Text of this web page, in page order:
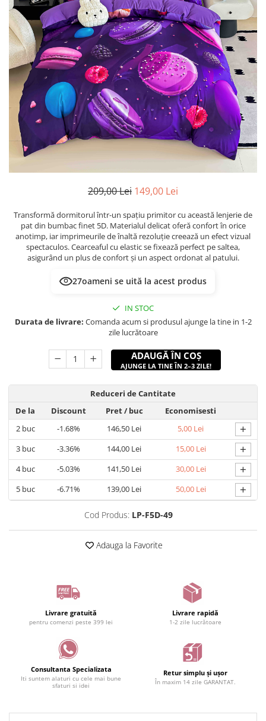
209,00 Lei 149,00 Lei
Transformă dormitorul într-un spațiu primitor cu această lenjerie de
pat din bumbac finet 5D. Materialul delicat oferă confort în orice
anotimp, iar imprimeurile de înaltă rezoluție creează un efect vizual
spectaculos. Cearceaful cu elastic se fixează perfect pe saltea,
asigurând un plus de confort și un aspect ordonat al patului.
27oameni se uită la acest produs
IN STOC
Durata de livrare: Comanda acum si produsul ajunge la tine in 1-2
zile lucrătoare
ADAUGĂ ÎN COȘ
AJUNGE LA TINE ÎN 2–3 ZILE!
Reduceri de Cantitate
De la
Discount Pret/ buc
Economisesti
2buc -1.68% 146,50 Lei 5,00 Lei +
3buc -3.36% 144,00 Lei 15,00 Lei +
4buc -5.03% 141,50 Lei 30,00 Lei +
5buc -6.71% 139,00 Lei 50,00 Lei +
Cod Produs: LP-F5D-49
Adauga la Favorite
Livrare gratuită
pentru comenzi peste 399 lei
Livrare rapidă
1-2 zile lucrătoare
Consultanta Specializata
Iti suntem alaturi cu cele mai bune
sfaturi si idei
Retur simplu și ușor
În maxim 14 zile GARANTAT.